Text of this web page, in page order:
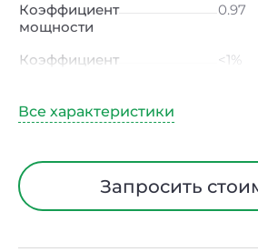
Коэффициент
мощности
0.97
Коэффициент
<1%
Индекс цветопередачи
Тип кривой силы света
Д
Угол рассеивания
120ᵒ
Запросить